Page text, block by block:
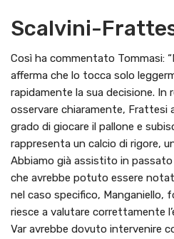
Scalvini-
Così ha commentato Tommasi:
afferma che lo tocca solo
rapidamente la sua decisione. In
osservare chiaramente, Frattesi
grado di giocare il pallone e
rappresenta un calcio di rigore,
Abbiamo già assistito in
che avrebbe potuto essere
nel caso specifico, Manganiello,
riesce a valutare correttamente
Var avrebbe dovuto intervenire